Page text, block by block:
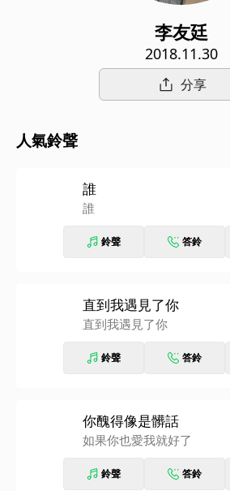
李友廷
2018.11.30
分享
人氣鈴聲
誰
誰
鈴聲 答鈴
直到我遇見了你
直到我遇見了你
鈴聲 答鈴
你醜得像是髒話
如果你也愛我就好了
鈴聲 答鈴